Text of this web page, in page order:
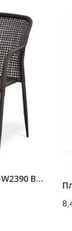
Плетеный стул Y35-W2390 Brown